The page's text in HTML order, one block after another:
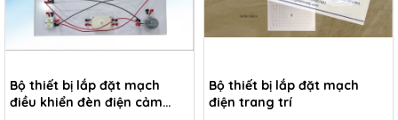
Bộ thiết bị lắp đặt mạch
điều khiển đèn điện cảm
Bộ thiết bị lắp đặt mạch
điện trang trí